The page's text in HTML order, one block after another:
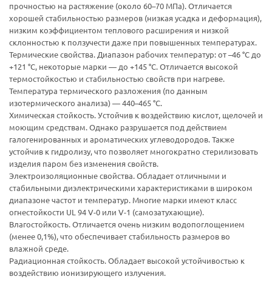
прочностью на растяжение (около 60–70 МПа). Отличается
хорошей стабильностью размеров (низкая усадка и деформация),
низким коэффициентом теплового расширения и низкой
склонностью к ползучести даже при повышенных температурах.
Термические свойства. Диапазон рабочих температур: от –46 °C до
+121 °C, некоторые марки — до +145 °C. Отличается высокой
термостойкостью и стабильностью свойств при нагреве.
Температура термического разложения (по данным
изотермического анализа) — 440–465 °C.
Химическая стойкость. Устойчив к воздействию кислот, щелочей и
моющим средствам. Однако разрушается под действием
галогенированных и ароматических углеводородов. Также
устойчив к гидролизу, что позволяет многократно стерилизовать
изделия паром без изменения свойств.
Электроизоляционные свойства. Обладает отличными и
стабильными диэлектрическими характеристиками в широком
диапазоне частот и температур. Многие марки имеют класс
огнестойкости UL 94 V-0 или V-1 (самозатухающие).
Влагостойкость. Отличается очень низким водопоглощением
(менее 0,1%), что обеспечивает стабильность размеров во
влажной среде.
Радиационная стойкость. Обладает высокой устойчивостью к
воздействию ионизирующего излучения.